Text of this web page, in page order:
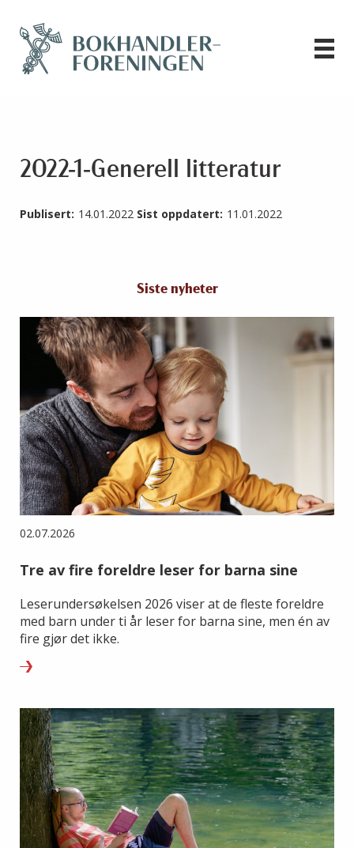
2022-1-Generell litteratur
Publisert: 14.01.2022 Sist oppdatert: 11.01.2022
Siste nyheter
02.07.2026
Tre av fire foreldre leser for barna sine
Leserundersøkelsen 2026 viser at de fleste foreldre
med barn under ti år leser for barna sine, men én av
fire gjør det ikke.